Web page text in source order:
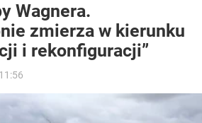
Wagnera.
zmierza w kierunku
i rekonfiguracji”
11:56